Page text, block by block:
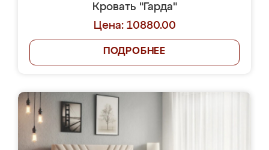
Кровать "Гарда"
Цена: 10880.00
ПОДРОБНЕЕ